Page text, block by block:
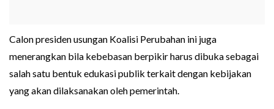
Calon presiden usungan Koalisi Perubahan ini juga
menerangkan bila kebebasan berpikir harus dibuka sebagai
salah satu bentuk edukasi publik terkait dengan kebijakan
yang akan dilaksanakan oleh pemerintah.